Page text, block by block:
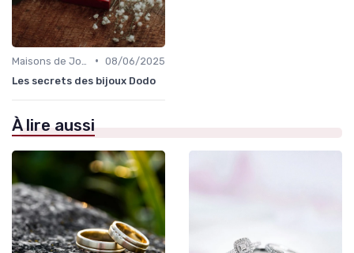
• 08/06/2025
Les secrets des bijoux Dodo
À lire aussi